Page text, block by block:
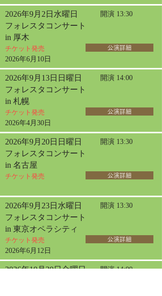
2026年9月2日水曜日 開演 13:30
フォレスタコンサート
in 厚木
チケット発売
2026年6月10日
公演詳細
2026年9月13日日曜日 開演 14:00
フォレスタコンサート
in 札幌
チケット発売
2026年4月30日
公演詳細
2026年9月20日日曜日 開演 13:30
フォレスタコンサート
in 名古屋
チケット発売 公演詳細
2026年9月23日水曜日 開演 13:30
フォレスタコンサート
in 東京オペラシティ
チケット発売
2026年6月12日
公演詳細
2026年10月30日金曜日 開演 14:00